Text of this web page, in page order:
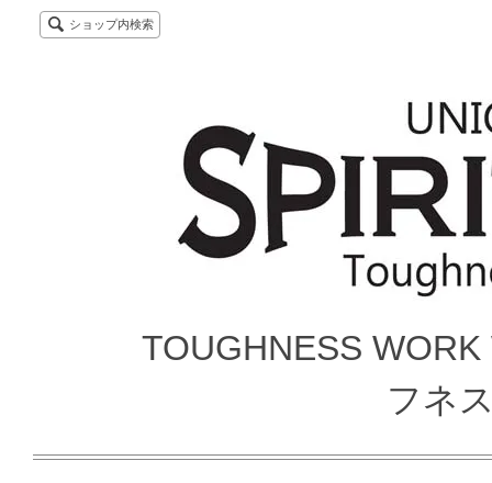
ショップ内検索
TOUGHNESS
フネ